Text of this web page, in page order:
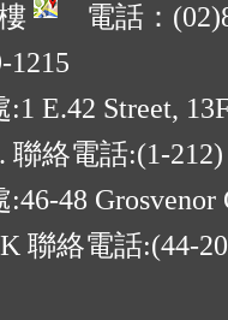
電話：
E.42 Street,
聯絡電話:(1-212)
48 Grosvenor
聯絡電話:(44-